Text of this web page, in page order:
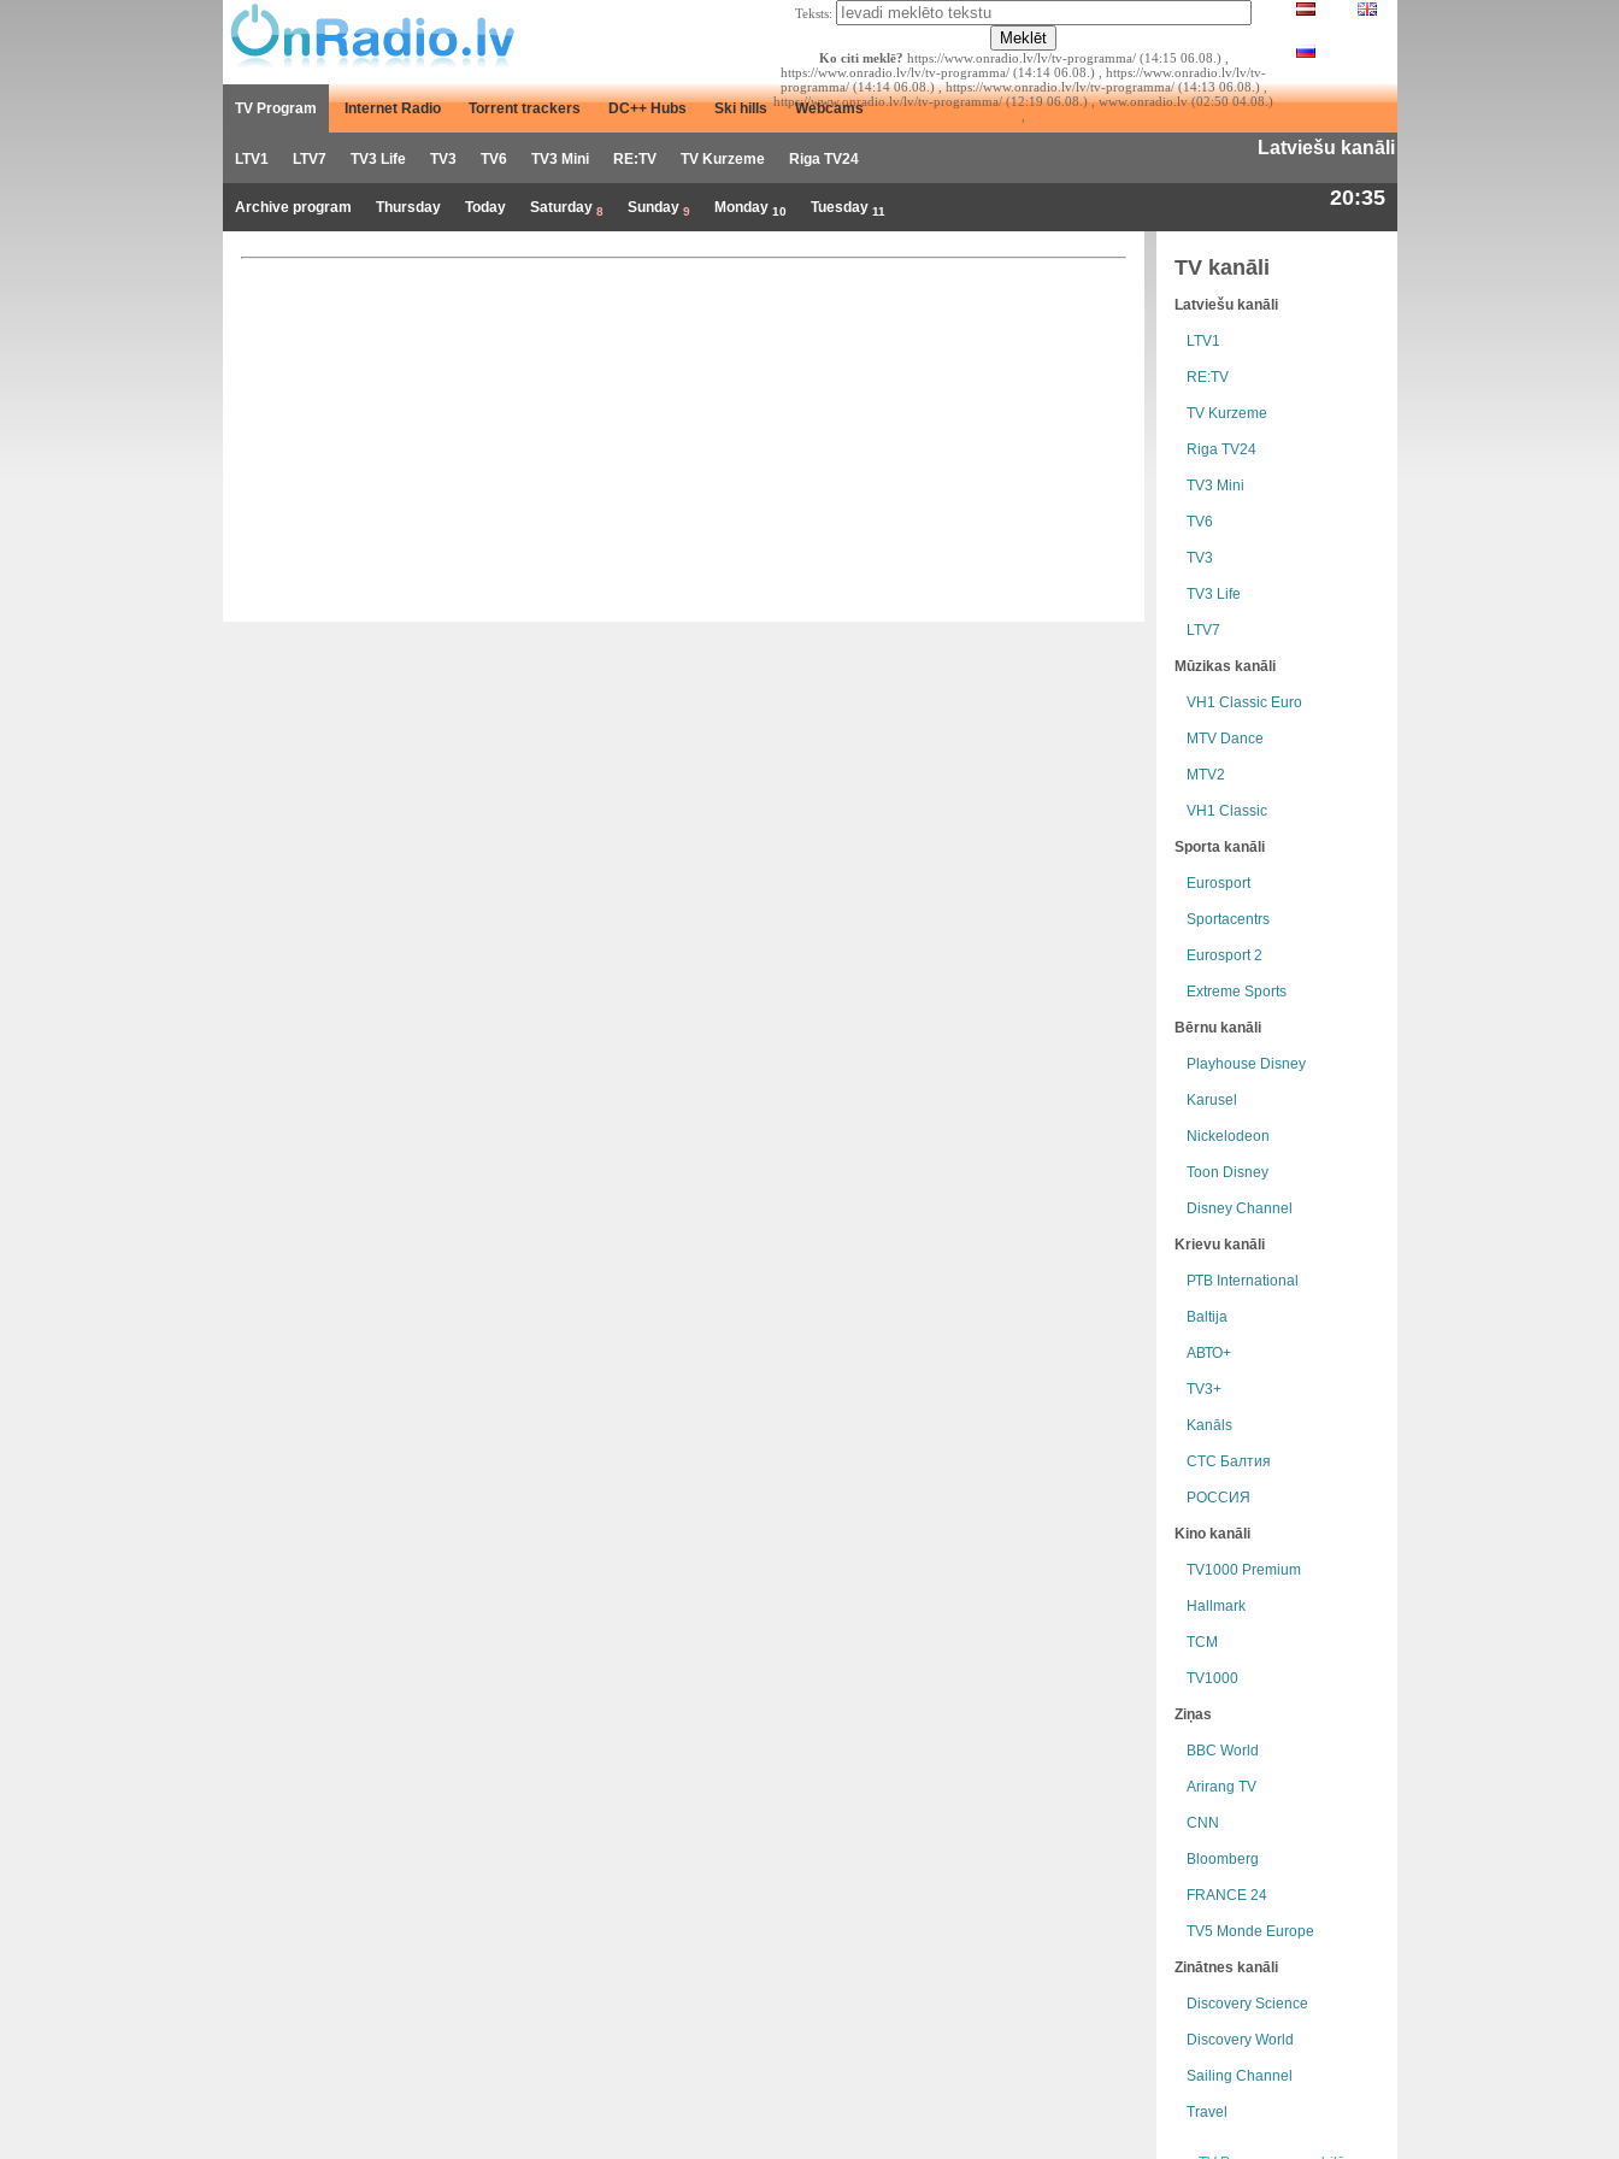
Teksts:
Ko citi meklē? https://www.onradio.lv/lv/tv-programma/ (14:15 06.08.) ,
https://www.onradio.lv/lv/tv-programma/ (14:14 06.08.) , https://www.onradio.lv/lv/tv-
programma/ (14:14 06.08.) , https://www.onradio.lv/lv/tv-programma/ (14:13 06.08.) ,
https://www.onradio.lv/lv/tv-programma/ (12:19 06.08.) , www.onradio.lv (02:50 04.08.)
TV Program Internet Radio Torrent trackers DC++ Hubs Ski hills Webcams
LTV1 LTV7 TV3 Life TV3 TV6 TV3 Mini RE:TV TV Kurzeme Riga TV24
Latviešu kanāli
Archive program Thursday Today Saturday 8 Sunday 9 Monday 10 Tuesday 11
20:35
TV kanāli
Latviešu kanāli
LTV1
RE:TV
TV Kurzeme
Riga TV24
TV3 Mini
TV6
TV3
TV3 Life
LTV7
Mūzikas kanāli
VH1 Classic Euro
MTV Dance
MTV2
VH1 Classic
Sporta kanāli
Eurosport
Sportacentrs
Eurosport 2
Extreme Sports
Bērnu kanāli
Playhouse Disney
Karusel
Nickelodeon
Toon Disney
Disney Channel
Krievu kanāli
РТB International
Baltija
АВТО+
TV3+
Kanāls
СТС Балтия
РОССИЯ
Kino kanāli
TV1000 Premium
Hallmark
TCM
TV1000
Ziņas
BBC World
Arirang TV
CNN
Bloomberg
FRANCE 24
TV5 Monde Europe
Zinātnes kanāli
Discovery Science
Discovery World
Sailing Channel
Travel